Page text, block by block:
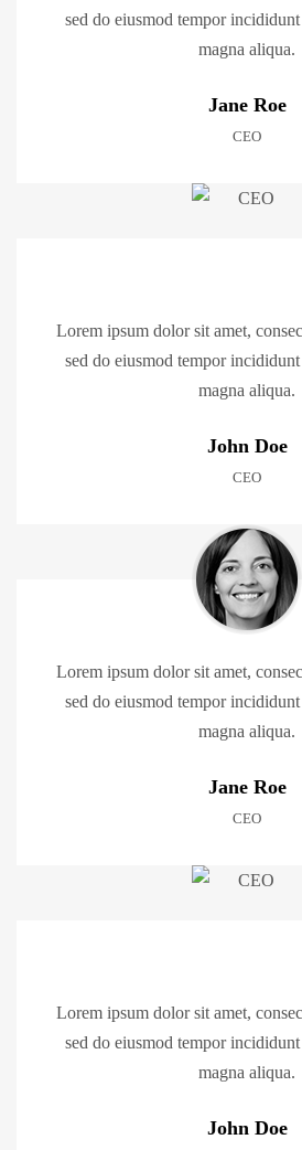
sed do eiusmod tempor
magna aliqua.
Jane Roe
CEO
Lorem ipsum dolor sit amet,
sed do eiusmod tempor
magna aliqua.
John Doe
CEO
Lorem ipsum dolor sit amet,
sed do eiusmod tempor
magna aliqua.
Jane Roe
CEO
Lorem ipsum dolor sit amet,
sed do eiusmod tempor
magna aliqua.
John Doe